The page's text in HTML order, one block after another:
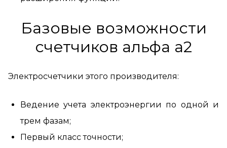
Базовые возможности
счетчиков альфа а2
Электросчетчики этого производителя:
Ведение учета электроэнергии по одной и
трем фазам;
Первый класс точности;